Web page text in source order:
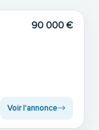
90 000 €
Voir l'annonce